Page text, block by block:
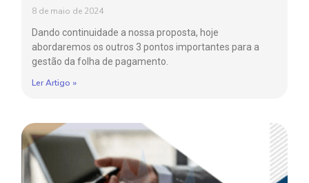
8 de maio de 2024
Dando continuidade a nossa proposta, hoje
abordaremos os outros 3 pontos importantes para a
gestão da folha de pagamento.
Ler Artigo »